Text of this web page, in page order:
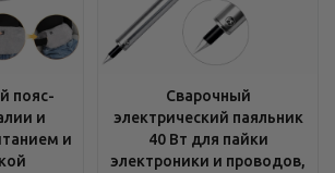
пояс-
и
и
Сварочный
электрический паяльник
40 Вт для пайки
электроники и проводов,